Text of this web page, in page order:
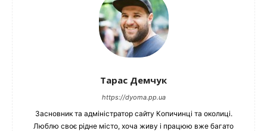
Тарас Демчук
https://dyoma.pp.ua
Засновник та адміністратор сайту Копичинці та околиці.
Люблю своє рідне місто, хоча живу і працюю вже багато